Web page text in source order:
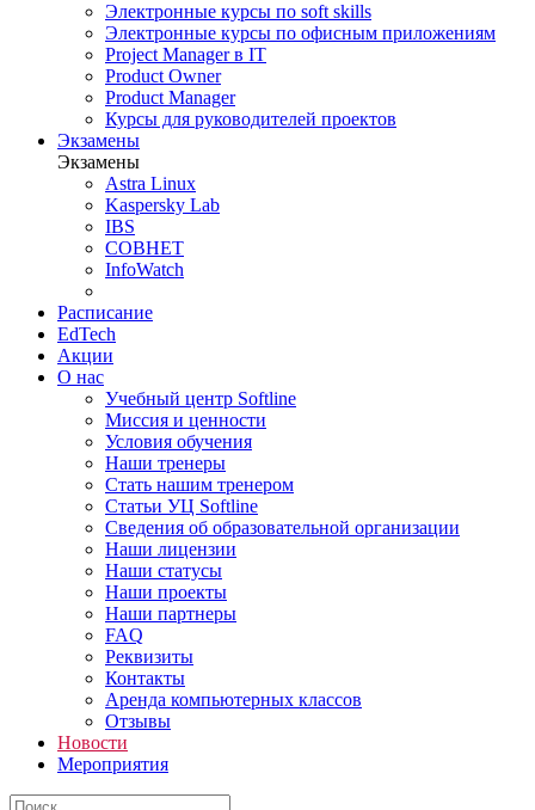
Электронные курсы по soft skills
Электронные курсы по офисным приложениям
Project Manager в IT
Product Owner
Product Manager
Курсы для руководителей проектов
Экзамены
Экзамены
Astra Linux
Kaspersky Lab
IBS
СОВНЕТ
InfoWatch
Расписание
EdTech
Акции
О нас
Учебный центр Softline
Миссия и ценности
Условия обучения
Наши тренеры
Стать нашим тренером
Статьи УЦ Softline
Сведения об образовательной организации
Наши лицензии
Наши статусы
Наши проекты
Наши партнеры
FAQ
Реквизиты
Контакты
Аренда компьютерных классов
Отзывы
Новости
Мероприятия